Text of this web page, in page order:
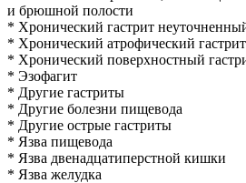
и брюшной полости
* Хронический гастрит
* Хронический атрофический гастрит
* Хронический поверхностный
* Эзофагит
* Другие гастриты
* Другие болезни пищевода
* Другие острые гастриты
* Язва пищевода
* Язва двенадцатиперстной кишки
* Язва желудка